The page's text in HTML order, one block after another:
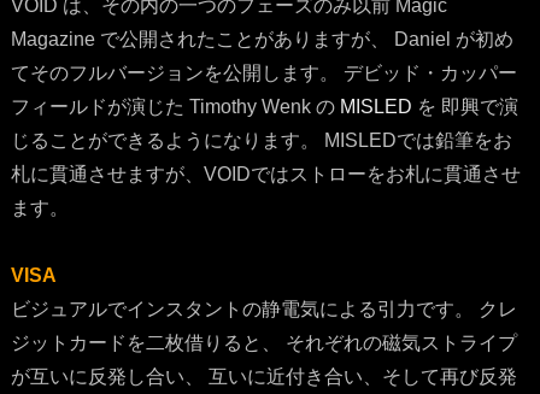
VOID は、その内の一つのフェーズのみ以前 Magic
Magazine で公開されたことがありますが、 Daniel が初め
てそのフルバージョンを公開します。 デビッド・カッパー
フィールドが演じた Timothy Wenk の MISLED を 即興で演
じることができるようになります。 MISLEDでは鉛筆をお
札に貫通させますが、VOIDではストローをお札に貫通させ
ます。
VISA
ビジュアルでインスタントの静電気による引力です。 クレ
ジットカードを二枚借りると、 それぞれの磁気ストライプ
が互いに反発し合い、 互いに近付き合い、そして再び反発